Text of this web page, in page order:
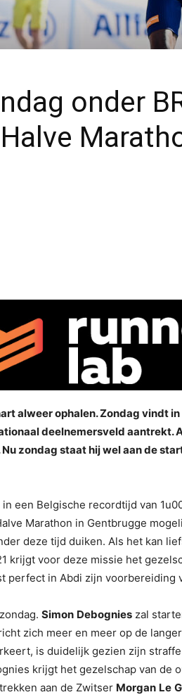
onder
alweer ophalen. Zondag vindt
deelnemersveld aantrekt.
zondag staat hij wel aan de
een Belgische recordtijd van
Marathon in Gentbrugge
deze tijd duiken. Als het kan
krijgt voor deze missie het
perfect in Abdi zijn voorbereiding
Simon Debognies zal
zich meer en meer op de
is duidelijk gezien zijn
krijgt het gezelschap van de
aan de Zwitser Morgan Le